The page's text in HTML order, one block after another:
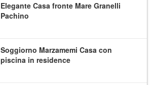
Elegante Casa fronte Mare Granelli
Pachino
Soggiorno Marzamemi Casa con
piscina in residence